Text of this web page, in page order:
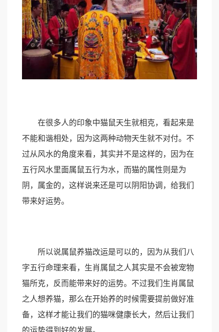
在很多人的印象中猫鼠天生就相克，看起来是
不能和谐相处，因为这两种动物天生就不对付。不
过从风水的角度来看，其实并不是这样的，因为在
五行风水里面属鼠五行为水，而猫的属性则是为
阴，属金的，这样说来还是可以阴阳协调，给我们
带来好运势。
所以说属鼠养猫改运是可以的，因为从我们八
字五行命理来看，生肖属鼠之人其实是不会被宠物
猫所克，反而能带来好的运势。不过我们生肖属鼠
之人想养猫，那么在开始养的时候需要提前做好准
备，这样才能让我们的猫咪健康长大，然后让我们
的运势得到好的发展。